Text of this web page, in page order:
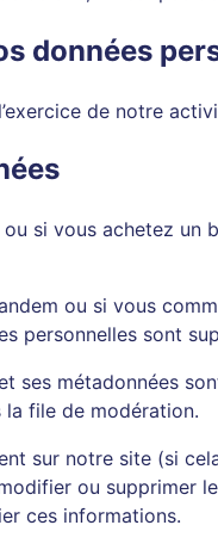
données
de notre
si vous achetez un
ou si vous
personnelles sont
ses métadonnées
la file de modération.
sur notre site (si
ou supprimer
ces informations.